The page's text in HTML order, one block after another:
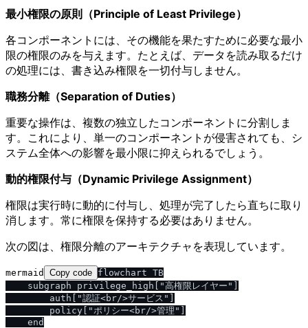
最小権限の原則（Principle of Least Privilege）
各コンポーネントには、その機能を果たすために必要な最小
限の権限のみを与えます。たとえば、データを読み取るだけ
の処理には、書き込み権限を一切付与しません。
職務分離（Separation of Duties）
重要な操作は、複数の独立したコンポーネントに分割しま
す。これにより、単一のコンポーネントが侵害されても、シ
ステム全体への影響を最小限に抑えられるでしょう。
動的権限付与（Dynamic Privilege Assignment）
権限は実行時に動的に付与し、処理が完了したら直ちに取り
消します。常に権限を保持する必要はありません。
次の図は、権限分離のアーキテクチャを表現しています。
mermaid Copy code flowchart TB
    subgraph privilege_high["高権限レイヤー"]
        auth["認証<br/>サービス"]
        policy["ポリシー<br/>管理"]
    end